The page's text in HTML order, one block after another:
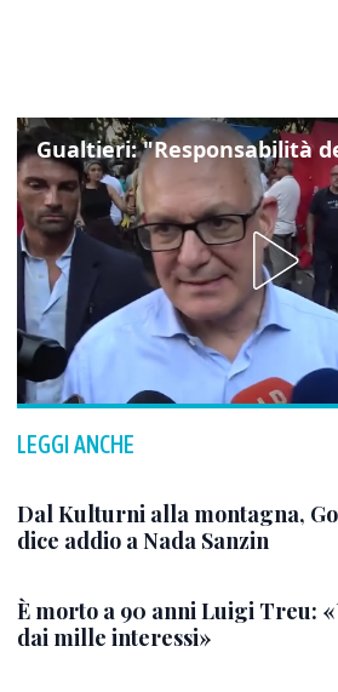
LEGGI ANCHE
Dal Kulturni alla montagna,
dice addio a Nada Sanzin
È morto a 90 anni Luigi Treu:
dai mille interessi»